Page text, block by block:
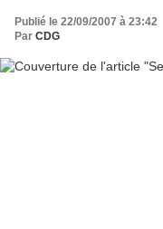
Publié le 22/09/2007 à 23:42
Par CDG